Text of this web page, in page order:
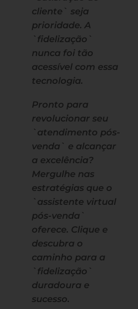
cliente` seja
prioridade. A
`fidelização`
nunca foi tão
acessível com essa
tecnologia.
Pronto para
revolucionar seu
`atendimento pós-
venda` e alcançar
a excelência?
Mergulhe nas
estratégias que o
`assistente virtual
pós-venda`
oferece. Clique e
descubra o
caminho para a
`fidelização`
duradoura e
sucesso.